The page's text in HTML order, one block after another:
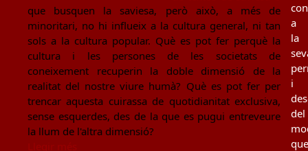
que busquen la saviesa, però això, a més de
minoritari, no hi influeix a la cultura general, ni tan
sols a la cultura popular. Què es pot fer perquè la
cultura i les persones de les societats de
coneixement recuperin la doble dimensió de la
realitat del nostre viure humà? Què es pot fer per
trencar aquesta cuirassa de quotidianitat exclusiva,
sense esquerdes, des de la que es pugui entreveure
la llum de l'altra dimensió?
a
la
i
del
que